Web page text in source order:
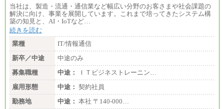
当社は、製造・流通・通信業など幅広い分野のお客さまや社会課題の
解決に向け、事業を展開しています。これまで培ってきたシステム構
築の知見と、AI・IoTなど…
続きを読む
業種
IT/情報通信
新卒／中途
中途のみ
募集職種
中途：
ＩＴビジネストレーニン…
雇用形態
中途： 契約社員
勤務地
中途： 本社 〒140-000…